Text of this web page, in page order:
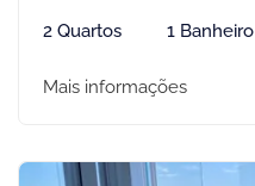
2 Quartos 1 Banheiro
Mais informações